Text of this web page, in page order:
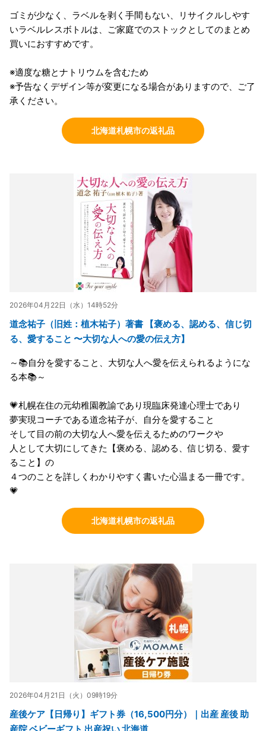
ゴミが少なく、ラベルを剥く手間もない、リサイクルしやす
いラベルレスボトルは、ご家庭でのストックとしてのまとめ
買いにおすすめです。
※適度な糖とナトリウムを含むため
※予告なくデザイン等が変更になる場合がありますので、ご了
承ください。
北海道札幌市の返礼品
2026年04月22日（水）14時52分
道念祐子（旧姓：植木祐子）著書 【褒める、認める、信じ切
る、愛すること 〜大切な人への愛の伝え方】
～📚自分を愛すること、大切な人へ愛を伝えられるようにな
る本📚～
💗札幌在住の元幼稚園教諭であり現臨床発達心理士であり
夢実現コーチである道念祐子が、自分を愛すること
そして目の前の大切な人へ愛を伝えるためのワークや
人として大切にしてきた【褒める、認める、信じ切る、愛す
ること】の
４つのことを詳しくわかりやすく書いた心温まる一冊です。
💗
北海道札幌市の返礼品
2026年04月21日（火）09時19分
産後ケア【日帰り】ギフト券（16,500円分）｜出産 産後 助